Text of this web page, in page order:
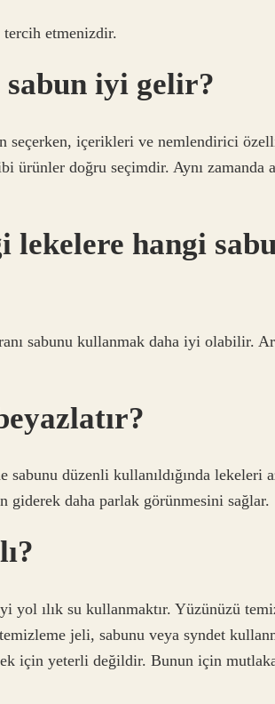
etmenizdir.
iyi gelir?
seçerken, içerikleri ve nemlendirici
ürünler doğru seçimdir. Aynı zamanda
lekelere hangi
sabunu kullanmak daha iyi olabilir.
sabunu düzenli kullanıldığında lekeleri
giderek daha parlak görünmesini sağlar.
yol ılık su kullanmaktır. Yüzünüzü
jeli, sabunu veya syndet
için yeterli değildir. Bunun için